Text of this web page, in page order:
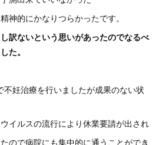
神的にかなりつらかったです。
訳ないという思いがあったのでなるべ
た。
妊治療を行いましたが成果のない状
イルスの流行により休業要請が出され
ので病院にも集中的に通うことができ